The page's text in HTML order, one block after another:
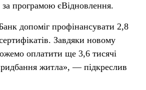
програмою єВідновлення.
допоміг профінансувати 2,8
Завдяки новому
оплатити ще 3,6 тисячі
житла», — підкреслив